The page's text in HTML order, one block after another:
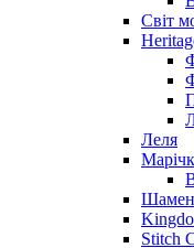
Світ
Леля
Stitch